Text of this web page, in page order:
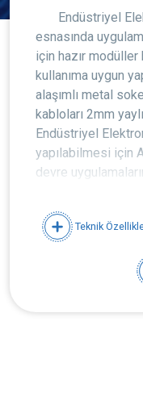
Endüstriyel
esnasında
için hazır modüller
kullanıma uygun
alaşımlı metal
kabloları 2mm
Endüstriyel
yapılabilmesi için
devre
Teknik